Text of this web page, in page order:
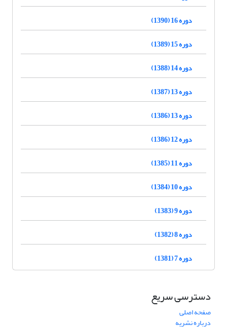
دوره 16 (1390)
دوره 15 (1389)
دوره 14 (1388)
دوره 13 (1387)
دوره 13 (1386)
دوره 12 (1386)
دوره 11 (1385)
دوره 10 (1384)
دوره 9 (1383)
دوره 8 (1382)
دوره 7 (1381)
دسترسی سریع
صفحه اصلی
درباره نشریه